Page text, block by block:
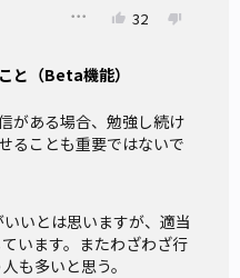
32
と（Beta機能）
がある場合、勉強し続け
ることも重要ではないで
いとは思いますが、適当
います。またわざわざ行
も多いと思う。